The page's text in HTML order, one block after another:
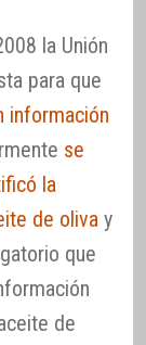
la Unión
para que
información
se
la
de oliva y
que
de